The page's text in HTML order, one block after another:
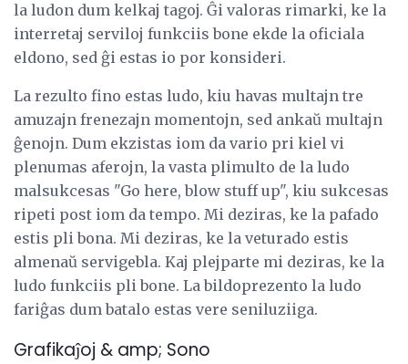
la ludon dum kelkaj tagoj. Ĝi valoras rimarki, ke la
interretaj serviloj funkciis bone ekde la oficiala
eldono, sed ĝi estas io por konsideri.
La rezulto fino estas ludo, kiu havas multajn tre
amuzajn frenezajn momentojn, sed ankaŭ multajn
ĝenojn. Dum ekzistas iom da vario pri kiel vi
plenumas aferojn, la vasta plimulto de la ludo
malsukcesas "Go here, blow stuff up", kiu sukcesas
ripeti post iom da tempo. Mi deziras, ke la pafado
estis pli bona. Mi deziras, ke la veturado estis
almenaŭ servigebla. Kaj plejparte mi deziras, ke la
ludo funkciis pli bone. La bildoprezento la ludo
fariĝas dum batalo estas vere seniluziiga.
Grafikaĵoj & amp; Sono